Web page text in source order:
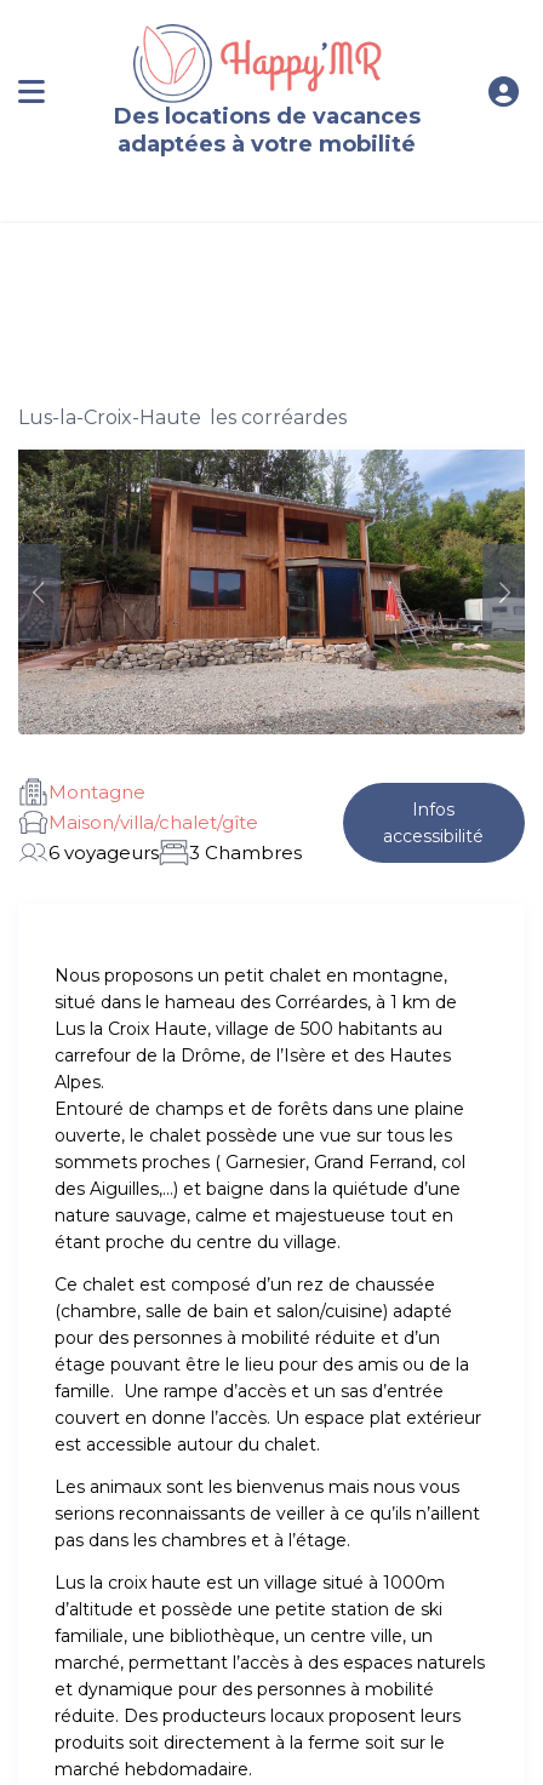
Des locations de vacances
adaptées à votre mobilité
Lus-la-Croix-Haute les corréardes
Montagne
Maison/villa/chalet/gîte
6 voyageurs
3 Chambres
Infos
accessibilité
Nous proposons un petit chalet en montagne,
situé dans le hameau des Corréardes, à 1 km de
Lus la Croix Haute, village de 500 habitants au
carrefour de la Drôme, de l’Isère et des Hautes
Alpes.
Entouré de champs et de forêts dans une plaine
ouverte, le chalet possède une vue sur tous les
sommets proches ( Garnesier, Grand Ferrand, col
des Aiguilles,…) et baigne dans la quiétude d’une
nature sauvage, calme et majestueuse tout en
étant proche du centre du village.
Ce chalet est composé d’un rez de chaussée
(chambre, salle de bain et salon/cuisine) adapté
pour des personnes à mobilité réduite et d’un
étage pouvant être le lieu pour des amis ou de la
famille. Une rampe d’accès et un sas d’entrée
couvert en donne l’accès. Un espace plat extérieur
est accessible autour du chalet.
Les animaux sont les bienvenus mais nous vous
serions reconnaissants de veiller à ce qu’ils n’aillent
pas dans les chambres et à l’étage.
Lus la croix haute est un village situé à 1000m
d’altitude et possède une petite station de ski
familiale, une bibliothèque, un centre ville, un
marché, permettant l’accès à des espaces naturels
et dynamique pour des personnes à mobilité
réduite. Des producteurs locaux proposent leurs
produits soit directement à la ferme soit sur le
marché hebdomadaire.